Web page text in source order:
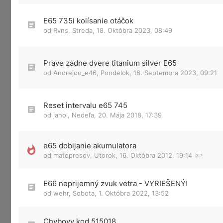
E65 735i kolísanie otáčok
od Rvns Streda, 18. Októbra 2023, 08:49
Prave zadne dvere titanium silver E65
od Andrejoo_e46 Pondelok, 18. Septembra 2023, 09:21
Reset intervalu e65 745
od janol Nedeľa, 20. Mája 2018, 17:39
e65 dobijanie akumulatora
od matopresov Utorok, 16. Októbra 2012, 19:14
E66 neprijemný zvuk vetra - VYRIEŠENÝ!
od wehr, Sobota, 1. Októbra 2022, 13:52